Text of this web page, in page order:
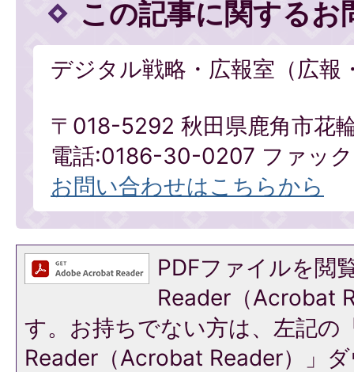
この記事に関するお
デジタル戦略・広報室（広報
〒018-5292 秋田県鹿角市花
電話:0186-30-0207 ファッ
お問い合わせはこちらから
PDFファイルを閲
Reader（Acrobat
す。お持ちでない方は、左記の
Reader（Acrobat Reader）」